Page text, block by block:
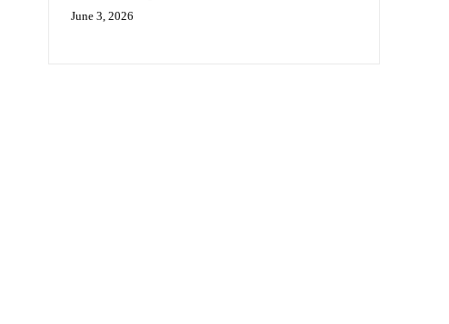
June 3, 2026